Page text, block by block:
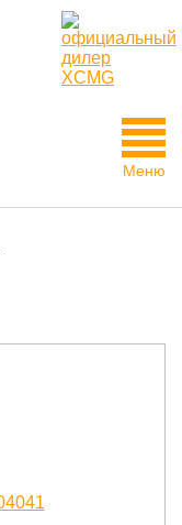
Меню